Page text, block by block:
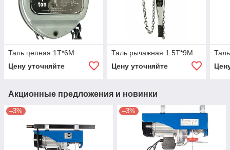
Таль цепная 1T*6M
Цену уточняйте
Таль рычажная 1.5T*9M
Цену уточняйте
Акционные предложения и новинки
–3% –3%